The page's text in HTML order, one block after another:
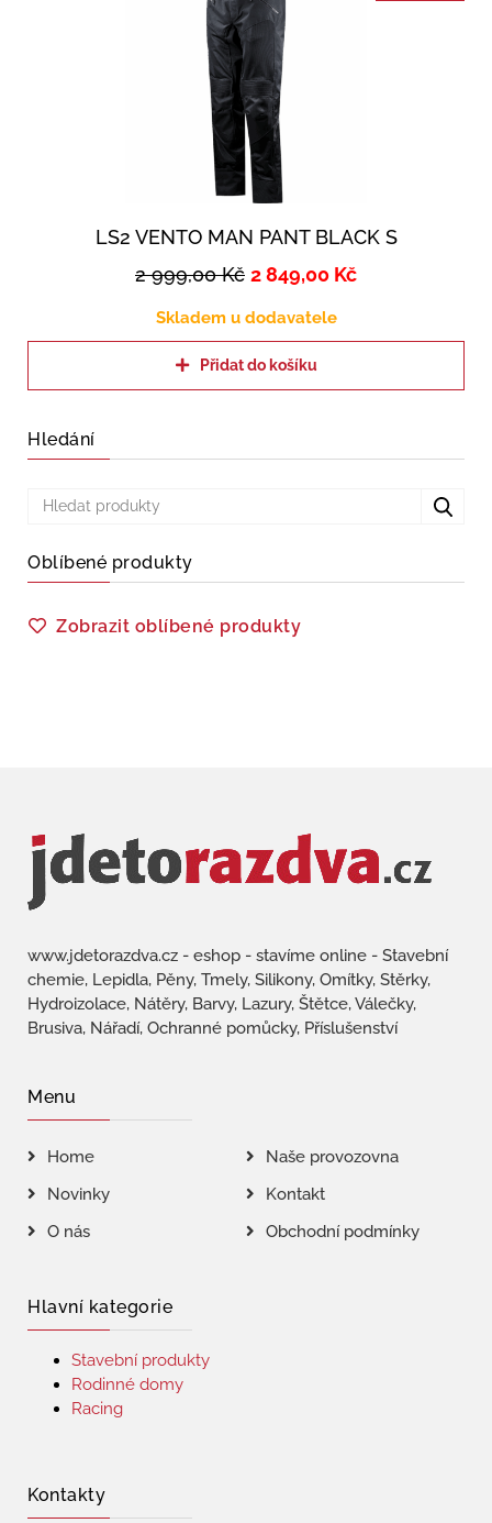
LS2 VENTO MAN PANT BLACK S
2 999,00Kč 2 849,00 Kč
Skladem u dodavatele
Přidat do košíku
Hledání
Oblíbené produkty
Zobrazit oblíbené produkty
www.jdetorazdva.cz - eshop - stavíme online - Stavební
chemie, Lepidla, Pěny, Tmely, Silikony, Omítky, Stěrky,
Hydroizolace, Nátěry, Barvy, Lazury, Štětce, Válečky,
Brusiva, Nářadí, Ochranné pomůcky, Příslušenství
Menu
Home
Naše provozovna
Novinky
Kontakt
O nás
Obchodní podmínky
Hlavní kategorie
Stavební produkty
Rodinné domy
Racing
Kontakty